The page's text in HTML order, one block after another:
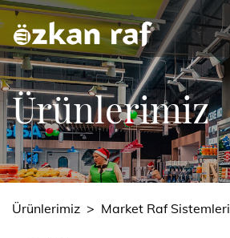
Ürünlerimiz
Ürünlerimiz > Market Raf Sistemleri